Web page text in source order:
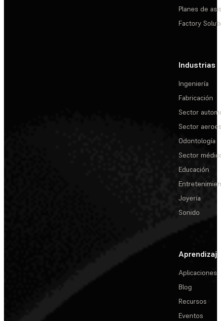
Planes de
Factory
Industrias
Ingeniería
Fabricación
Sector
Sector
Odontología
Sector
Educación
Joyería
Sonido
Aprendizaje
Aplicaciones
Blog
Recursos
Eventos